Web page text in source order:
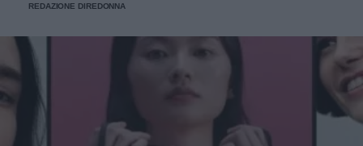
REDAZIONE DIREDONNA